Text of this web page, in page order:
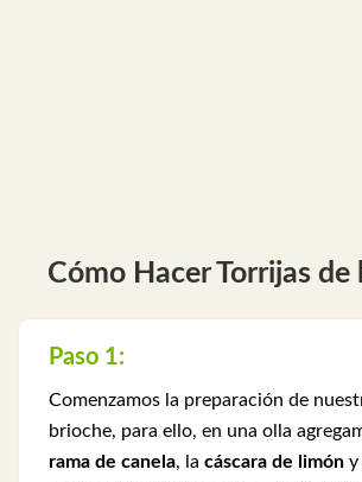
Cómo Hacer Torrijas de
Paso 1:
Comenzamos la preparación de
brioche, para ello, en una olla
rama de canela, la cáscara de limón y